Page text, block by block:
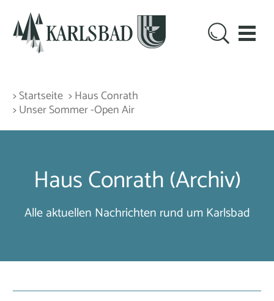
> Startseite > Haus Conrath
> Unser Sommer -Open Air
Haus Conrath (Archiv)
Alle aktuellen Nachrichten rund um Karlsbad